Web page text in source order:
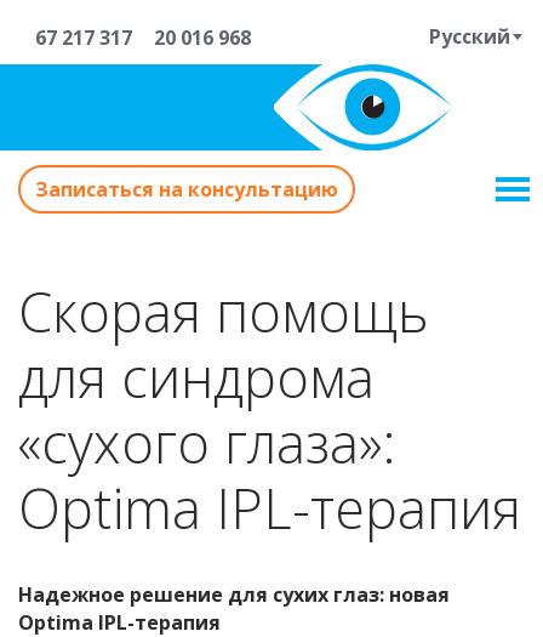
67 217 317 20 016 968 Русский
Записаться на консультацию
Скорая помощь
для синдрома
«сухого глаза»:
Optima IPL-терапия
Надежное решение для сухих глаз: новая
Optima IPL-терапия